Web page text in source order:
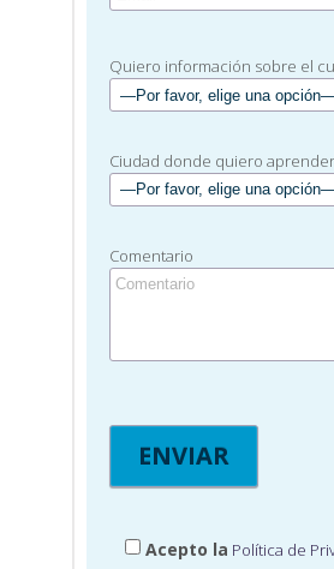
Quiero información sobre el
Ciudad donde quiero
Comentario
Acepto la Política de